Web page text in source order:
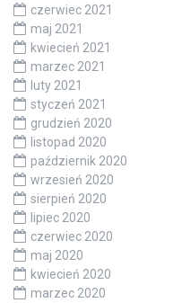
czerwiec 2021
maj 2021
kwiecień 2021
marzec 2021
luty 2021
styczeń 2021
grudzień 2020
listopad 2020
październik 2020
wrzesień 2020
sierpień 2020
lipiec 2020
czerwiec 2020
maj 2020
kwiecień 2020
marzec 2020